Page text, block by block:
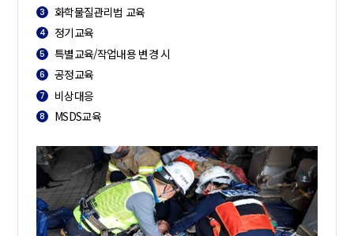
3 화학물질관리법 교육
4 정기교육
5 특별교육/작업내용 변경 시
6 공정교육
7 비상대응
8 MSDS교육